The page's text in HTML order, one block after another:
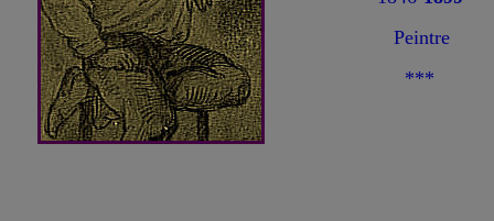
Peintre
***